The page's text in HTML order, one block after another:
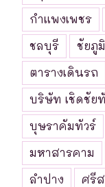
กำแพงเพชร
ชลบุรี
ชัยภูมิ
ตารางเดินรถ
บริษัท เชิดชัย
บุษราคัมทัวร์
มหาสารคาม
ลำปาง
ศรีส